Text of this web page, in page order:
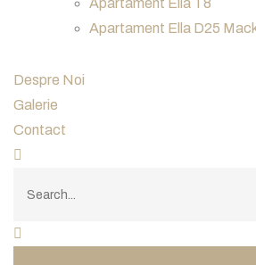
Apartament Ella T8
Apartament Ella D25
Despre Noi
Galerie
Contact